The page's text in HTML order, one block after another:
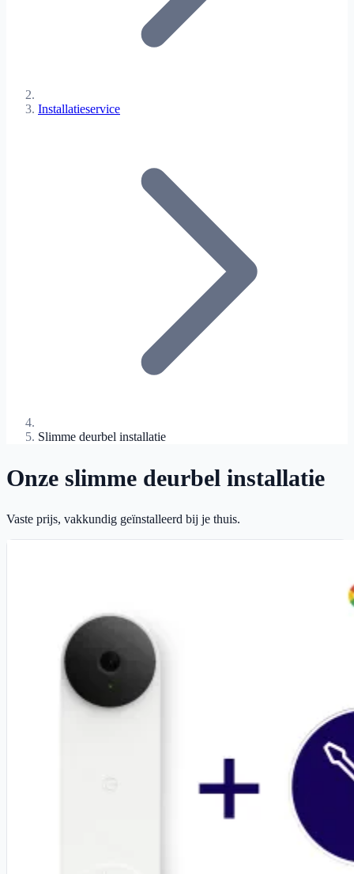
Installatieservice
Slimme deurbel installatie
Onze slimme deurbel installatie
Vaste prijs, vakkundig geïnstalleerd bij je thuis.